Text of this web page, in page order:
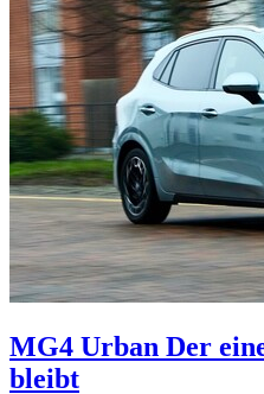
MG4 Urban Der
bleibt